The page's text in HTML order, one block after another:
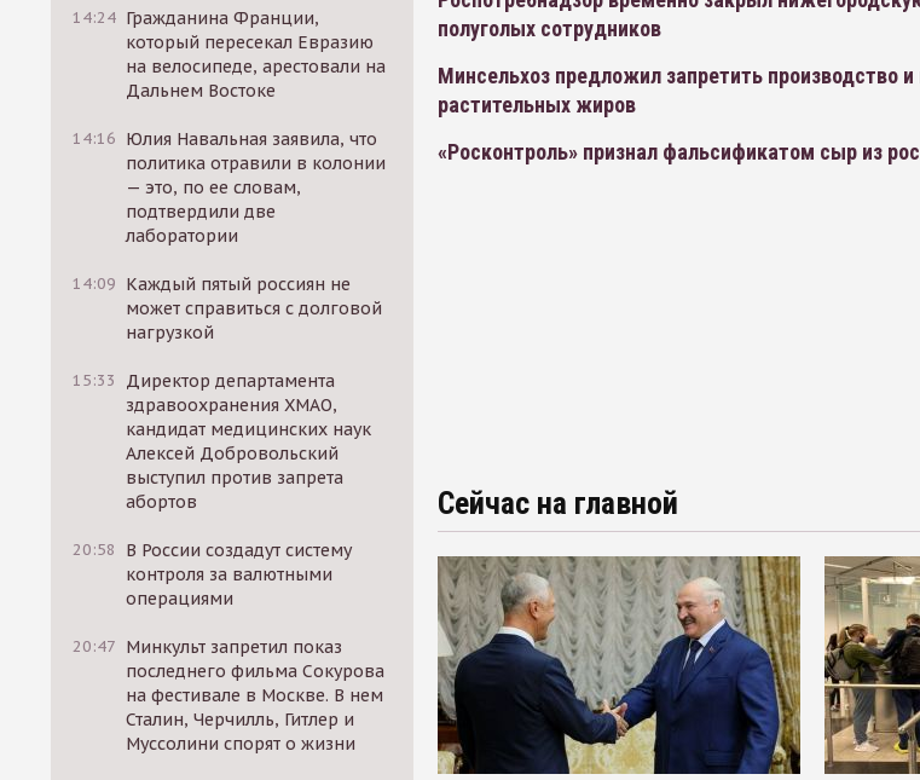
14:24 Гражданина Франции,
который пересекал Евразию
на велосипеде, арестовали на
Дальнем Востоке
14:16 Юлия Навальная заявила, что
политика отравили в колонии
— это, по ее словам,
подтвердили две
лаборатории
14:09 Каждый пятый россиян не
может справиться с долговой
нагрузкой
15:33
Директор департамента
здравоохранения ХМАО,
кандидат медицинских наук
Алексей Добровольский
выступил против запрета
абортов
20:58
В России создадут систему
контроля за валютными
операциями
20:47 Минкульт запретил показ
последнего фильма Сокурова
на фестивале в Москве. В нем
Сталин, Черчилль, Гитлер и
Муссолини спорят о жизни
полуголых сотрудников
Минсельхоз предложил запретить производство
растительных жиров
«Росконтроль» признал фальсификатом сыр из
Сейчас на главной